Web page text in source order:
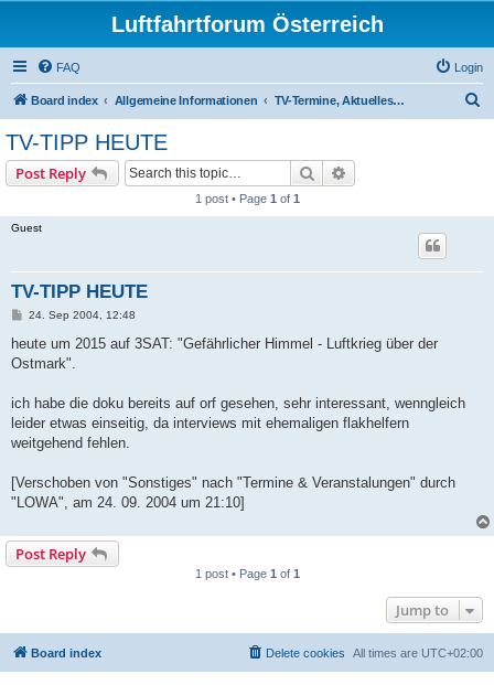
Luftfahrtforum Österreich
FAQ Login
Board index Allgemeine Informationen TV-Termine, Aktuelles, Neuerungen, Veranstaltungen, etc ...
TV-TIPP HEUTE
Post Reply Search
1 post • Page 1 of 1
Guest
TV-TIPP HEUTE
P
s
24. Sep 2004, 12:48
heute um 2015 auf 3SAT: "Gefährlicher Himmel - Luftkrieg über der
Ostmark".
ich habe die doku bereits auf orf gesehen, sehr interessant, wenngleich
leider etwas einseitig, da interviews mit ehemaligen flakhelfern
weitgehend fehlen.
[Verschoben von "Sonstiges" nach "Termine & Veranstalungen" durch
"LOWA", am 24. 09. 2004 um 21:10]
Post Reply
1 post • Page 1 of 1
Jump to
Board index All times are UTC+02:00
Delete cookies